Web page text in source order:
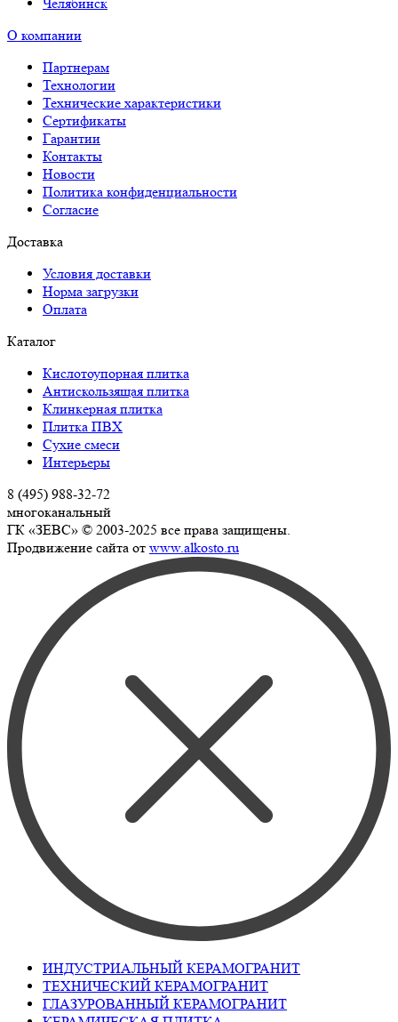
О компании
Партнерам
Технологии
Технические характеристики
Сертификаты
Гарантии
Контакты
Новости
Политика конфиденциальности
Согласие
Доставка
Условия доставки
Норма загрузки
Оплата
Каталог
Кислотоупорная плитка
Антискользящая плитка
Клинкерная плитка
Плитка ПВХ
Сухие смеси
Интерьеры
8 (495) 988-32-72
многоканальный
ГК «ЗЕВС» © 2003-2025 все права защищены.
Продвижение сайта от www.alkosto.ru
ИНДУСТРИАЛЬНЫЙ КЕРАМОГРАНИТ
ТЕХНИЧЕСКИЙ КЕРАМОГРАНИТ
ГЛАЗУРОВАННЫЙ КЕРАМОГРАНИТ